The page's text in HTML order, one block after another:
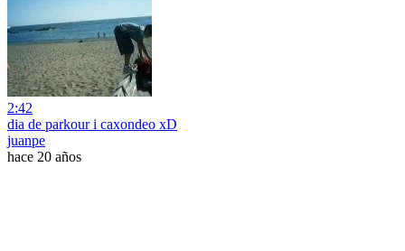
2:42
dia de parkour i caxondeo xD
juanpe
hace 20 años